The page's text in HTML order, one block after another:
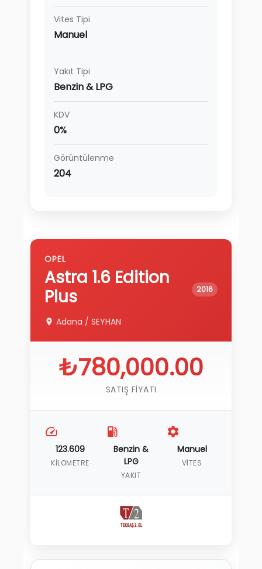
Vites Tipi
Manuel
Yakıt Tipi
Benzin & LPG
KDV
0%
Görüntülenme
204
OPEL
Astra 1.6 Edition
Plus
2016
Adana / SEYHAN
₺780,000.00
SATIŞ FIYATI
123.609
KILOMETRE
Benzin &
LPG
YAKIT
Manuel
VITES